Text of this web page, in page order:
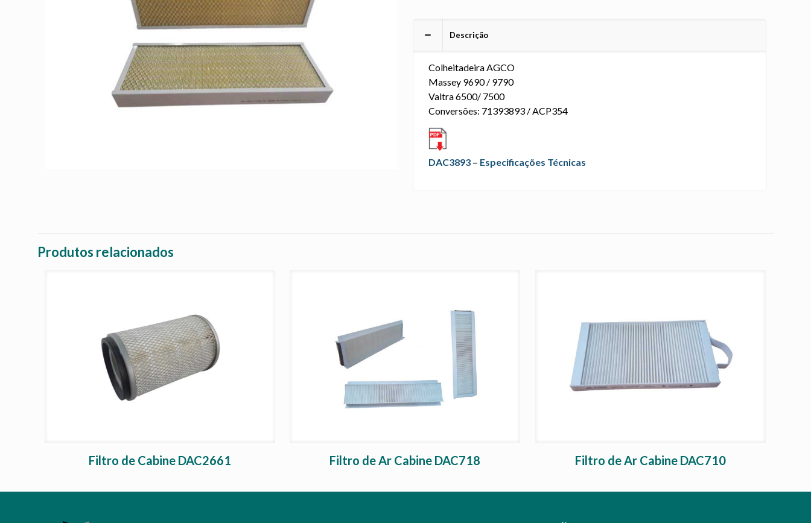
Descrição
Colheitadeira AGCO
Massey 9690 / 9790
Valtra 6500/ 7500
Conversões: 71393893 / ACP354
DAC3893 – Especificações Técnicas
Produtos relacionados
Filtro de Cabine DAC2661 Filtro de Ar Cabine DAC718 Filtro de Ar Cabine DAC710